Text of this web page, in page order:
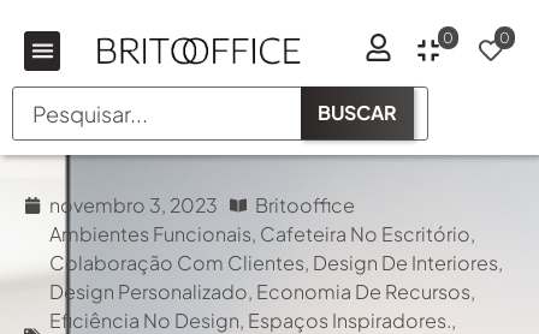
0 0
BUSCAR
novembro 3, 2023
Britooffice
Ambientes Funcionais, Cafeteira No Escritório,
Colaboração Com Clientes, Design De Interiores,
Design Personalizado, Economia De Recursos,
Eficiência No Design, Espaços Inspiradores.,